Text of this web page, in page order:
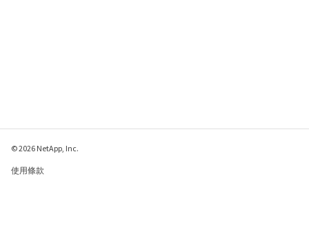
© 2026 NetApp, Inc.
使用條款